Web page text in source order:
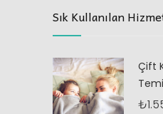
Sık Kullanılan
Çift
₺